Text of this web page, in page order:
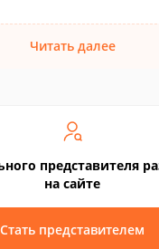
Читать далее
представителя
на сайте
Стать представителем